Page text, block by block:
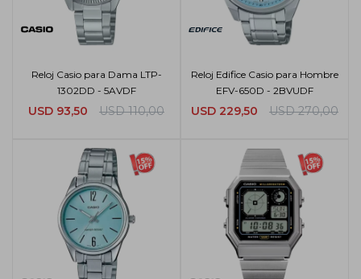
Reloj Casio para Dama LTP-
1302DD - 5AVDF
USD 93,50 USD 110,00
Reloj Edifice Casio para Hombre
EFV-650D - 2BVUDF
USD 229,50 USD 270,00